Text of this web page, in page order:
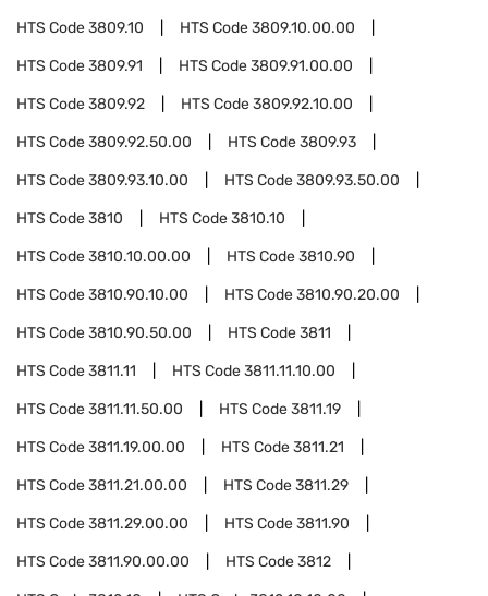
HTS Code3809.10 HTS Code3809.10.00.00
HTS Code3809.91 HTS Code3809.91.00.00
HTS Code3809.92 HTS Code3809.92.10.00
HTS Code3809.92.50.00 HTS Code3809.93
HTS Code3809.93.10.00 HTS Code3809.93.50.00
HTS Code3810 HTS Code3810.10
HTS Code3810.10.00.00 HTS Code3810.90
HTS Code3810.90.10.00 HTS Code3810.90.20.00
HTS Code3810.90.50.00 HTS Code3811
HTS Code3811.11 HTS Code3811.11.10.00
HTS Code3811.11.50.00 HTS Code3811.19
HTS Code3811.19.00.00 HTS Code3811.21
HTS Code3811.21.00.00 HTS Code3811.29
HTS Code3811.29.00.00 HTS Code3811.90
HTS Code3811.90.00.00 HTS Code3812